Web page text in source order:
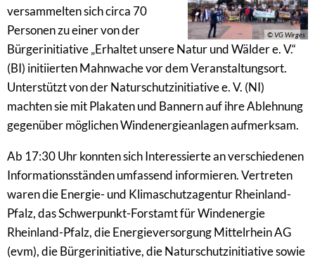
© VG Wirges
versammelten sich circa 70
Personen zu einer von der
Bürgerinitiative „Erhaltet unsere Natur und Wälder e. V.“
(BI) initiierten Mahnwache vor dem Veranstaltungsort.
Unterstützt von der Naturschutzinitiative e. V. (NI)
machten sie mit Plakaten und Bannern auf ihre Ablehnung
gegenüber möglichen Windenergieanlagen aufmerksam.
Ab 17:30 Uhr konnten sich Interessierte an verschiedenen
Informationsständen umfassend informieren. Vertreten
waren die Energie- und Klimaschutzagentur Rheinland-
Pfalz, das Schwerpunkt-Forstamt für Windenergie
Rheinland-Pfalz, die Energieversorgung Mittelrhein AG
(evm), die Bürgerinitiative, die Naturschutzinitiative sowie